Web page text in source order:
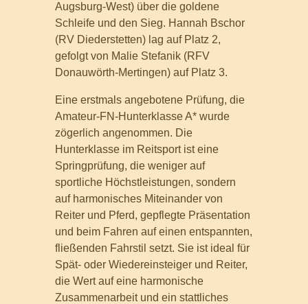
Augsburg-West) über die goldene
Schleife und den Sieg. Hannah Bschor
(RV Diederstetten) lag auf Platz 2,
gefolgt von Malie Stefanik (RFV
Donauwörth-Mertingen) auf Platz 3.
Eine erstmals angebotene Prüfung, die
Amateur-FN-Hunterklasse A* wurde
zögerlich angenommen. Die
Hunterklasse im Reitsport ist eine
Springprüfung, die weniger auf
sportliche Höchstleistungen, sondern
auf harmonisches Miteinander von
Reiter und Pferd, gepflegte Präsentation
und beim Fahren auf einen entspannten,
fließenden Fahrstil setzt. Sie ist ideal für
Spät- oder Wiedereinsteiger und Reiter,
die Wert auf eine harmonische
Zusammenarbeit und ein stattliches